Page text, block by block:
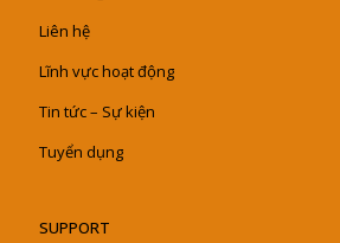
Liên hệ
Lĩnh vực hoạt động
Tin tức – Sự kiện
Tuyển dụng
SUPPORT